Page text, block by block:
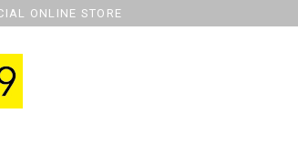
ONLINE STORE